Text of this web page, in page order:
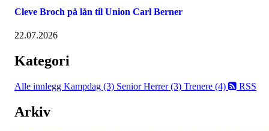
Cleve Broch på lån til Union Carl Berner
22.07.2026
Kategori
Alle innlegg Kampdag (3) Senior Herrer (3) Trenere (4) RSS
Arkiv